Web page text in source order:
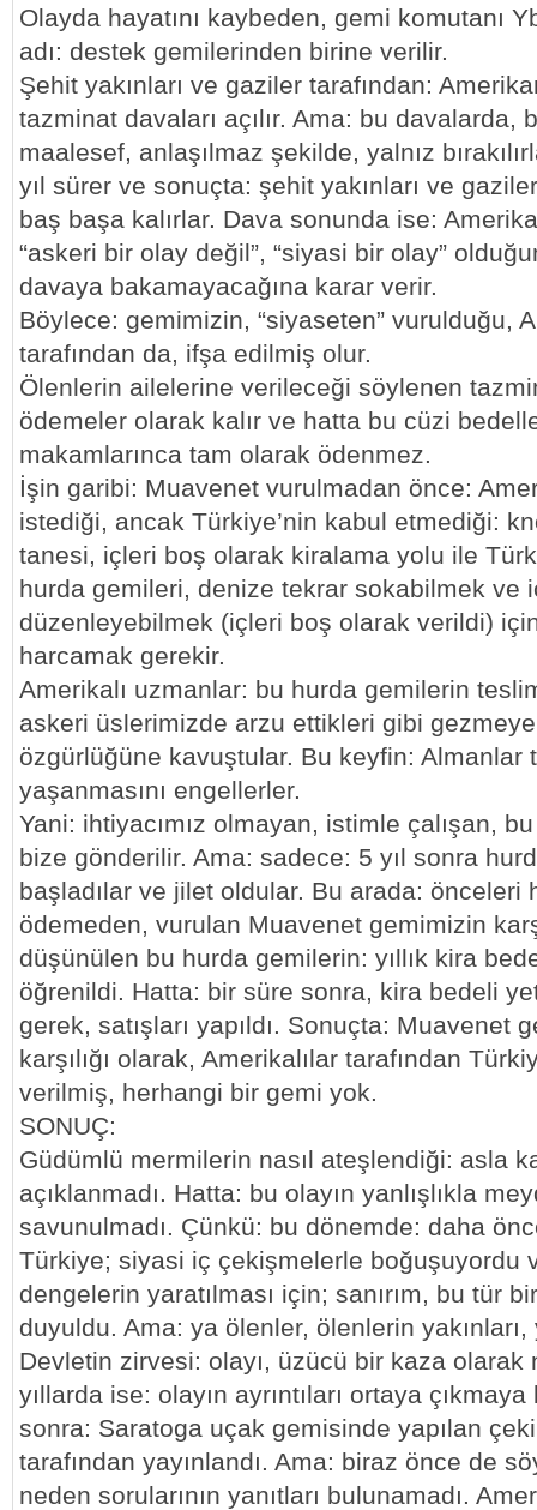
Olayda hayatını kaybeden, gemi komutanı
adı: destek gemilerinden birine verilir.
Şehit yakınları ve gaziler tarafından:
tazminat davaları açılır. Ama: bu davalarda,
maalesef, anlaşılmaz şekilde, yalnız
yıl sürer ve sonuçta: şehit yakınları ve
baş başa kalırlar. Dava sonunda ise:
“askeri bir olay değil”, “siyasi bir olay”
davaya bakamayacağına karar verir.
Böylece: gemimizin, “siyaseten” vurulduğu,
tarafından da, ifşa edilmiş olur.
Ölenlerin ailelerine verileceği söylenen
ödemeler olarak kalır ve hatta bu cüzi
makamlarınca tam olarak ödenmez.
İşin garibi: Muavenet vurulmadan önce:
istediği, ancak Türkiye’nin kabul etmediği:
tanesi, içleri boş olarak kiralama yolu ile
hurda gemileri, denize tekrar sokabilmek ve
düzenleyebilmek (içleri boş olarak verildi)
harcamak gerekir.
Amerikalı uzmanlar: bu hurda gemilerin
askeri üslerimizde arzu ettikleri gibi
özgürlüğüne kavuştular. Bu keyfin: Almanlar
yaşanmasını engellerler.
Yani: ihtiyacımız olmayan, istimle çalışan,
bize gönderilir. Ama: sadece: 5 yıl sonra
başladılar ve jilet oldular. Bu arada: önceleri
ödemeden, vurulan Muavenet gemimizin
düşünülen bu hurda gemilerin: yıllık kira
öğrenildi. Hatta: bir süre sonra, kira bedeli
gerek, satışları yapıldı. Sonuçta: Muavenet
karşılığı olarak, Amerikalılar tarafından
verilmiş, herhangi bir gemi yok.
SONUÇ:
Güdümlü mermilerin nasıl ateşlendiği: asla
açıklanmadı. Hatta: bu olayın yanlışlıkla
savunulmadı. Çünkü: bu dönemde: daha
Türkiye; siyasi iç çekişmelerle boğuşuyordu
dengelerin yaratılması için; sanırım, bu tür
duyuldu. Ama: ya ölenler, ölenlerin
Devletin zirvesi: olayı, üzücü bir kaza olarak
yıllarda ise: olayın ayrıntıları ortaya
sonra: Saratoga uçak gemisinde yapılan
tarafından yayınlandı. Ama: biraz önce de
neden sorularının yanıtları bulunamadı.